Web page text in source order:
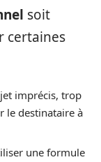
soit
certaines
imprécis, trop
le destinataire à
une formule